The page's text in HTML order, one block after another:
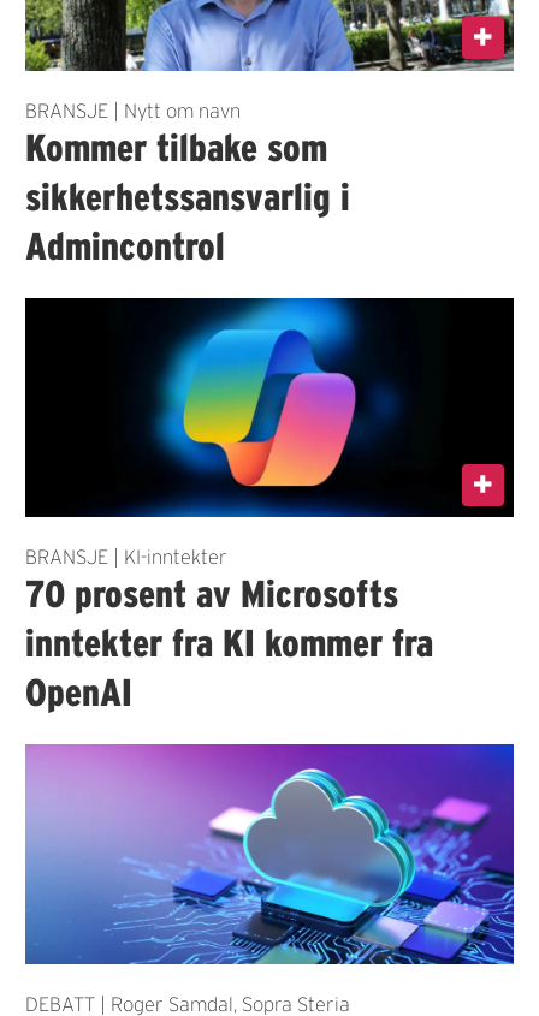
BRANSJE | Nytt om navn
Kommer tilbake som
sikkerhetssansvarlig i
Admincontrol
BRANSJE | KI-inntekter
70 prosent av Microsofts
inntekter fra KI kommer fra
OpenAI
DEBATT | Roger Samdal, Sopra Steria